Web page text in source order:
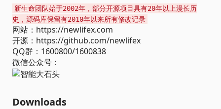
新生命团队始于2002年，部分开源项目具有20年以上漫长历
史，源码库保留有2010年以来所有修改记录
网站：https://newlifex.com
开源：https://github.com/newlifex
QQ群：1600800/1600838
微信公众号：
Downloads